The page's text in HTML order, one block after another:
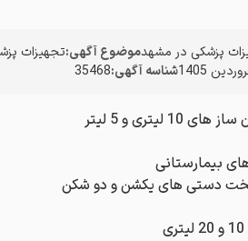
پزشکی در مشهدموضوع آگهی:تجهیزات
شناسه آگهی:35468
لیتری و 5 لیتر
بیمارستانی
دستی های یکشن و دو شکن